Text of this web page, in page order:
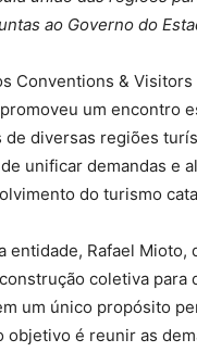
ao Governo do
Conventions & Visitors
um encontro
diversas regiões
unificar demandas e
do turismo
entidade, Rafael Mioto,
coletiva para
um único propósito
objetivo é reunir as